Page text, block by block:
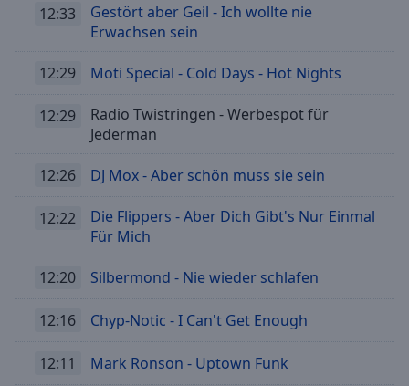
12:33
Gestört aber Geil - Ich wollte nie
Erwachsen sein
12:29 Moti Special - Cold Days - Hot Nights
12:29
Radio Twistringen - Werbespot für
Jederman
12:26 DJ Mox - Aber schön muss sie sein
12:22
Die Flippers - Aber Dich Gibt's Nur Einmal
Für Mich
12:20 Silbermond - Nie wieder schlafen
12:16 Chyp-Notic - I Can't Get Enough
12:11 Mark Ronson - Uptown Funk